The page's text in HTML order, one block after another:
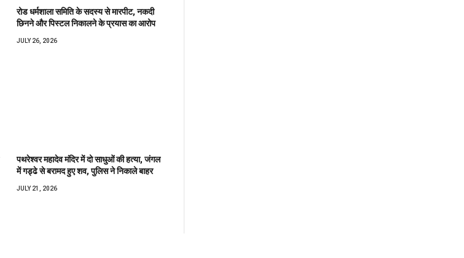
रोड धर्मशाला समिति के सदस्य से मारपीट, नकदी
छिनने और पिस्टल निकालने के प्रयास का आरोप
JULY 26, 2026
पथरेश्वर महादेव मंदिर में दो साधुओं की हत्या, जंगल
में गड्ढे से बरामद हुए शव, पुलिस ने निकाले बाहर
JULY 21, 2026